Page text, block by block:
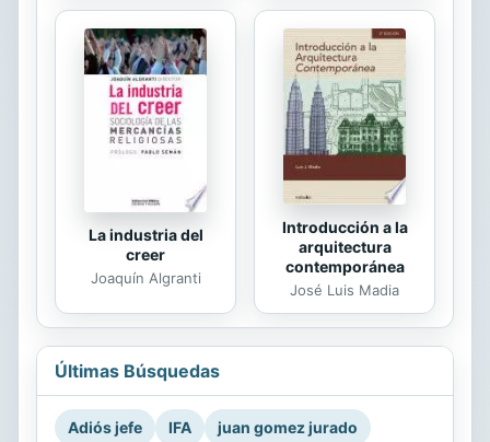
La industria del
creer
Joaquín Algranti
Introducción a la
arquitectura
contemporánea
José Luis Madia
Últimas Búsquedas
Adiós jefe IFA
juan gomez jurado